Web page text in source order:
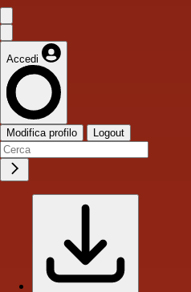
Accedi
Modifica profilo Logout